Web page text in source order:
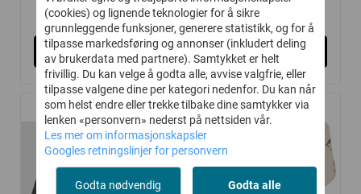
799,- 639,-
Kjøp
399,- 319,-
Kjøp
-25%
(cookies) og lignende teknologier for å sikre
grunnleggende funksjoner, generere statistikk, og for å
tilpasse markedsføring og annonser (inkludert deling
av brukerdata med partnere). Samtykket er helt
frivillig. Du kan velge å godta alle, avvise valgfrie, eller
tilpasse valgene dine per kategori nedenfor. Du kan når
som helst endre eller trekke tilbake dine samtykker via
lenken «personvern» nederst på nettsiden vår.
Les mer om informasjonskapsler
Googles retningslinjer for personvern
Godta nødvendig Godta alle